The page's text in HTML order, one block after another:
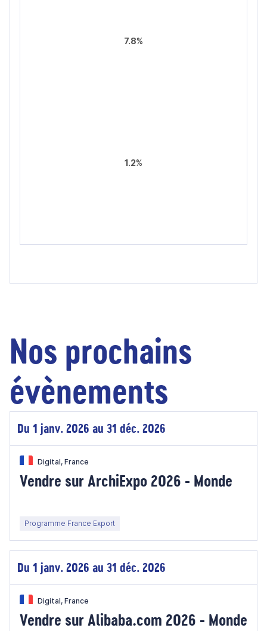
7.8%
1.2%
Nos prochains
évènements
Du 1 janv. 2026 au 31 déc. 2026
Digital, France
Vendre sur ArchiExpo 2026 - Monde
Programme France Export
Du 1 janv. 2026 au 31 déc. 2026
Digital, France
Vendre sur Alibaba.com 2026 - Monde